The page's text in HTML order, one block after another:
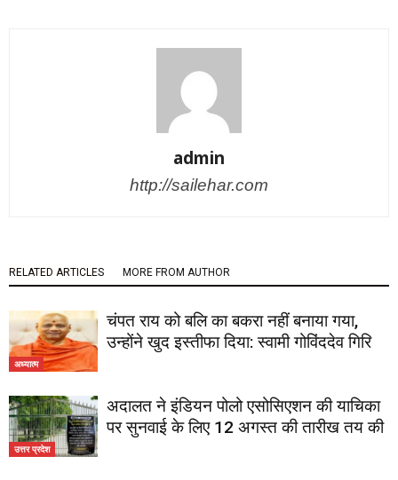
admin
http://sailehar.com
RELATED ARTICLES MORE FROM AUTHOR
अध्यात्म
चंपत राय को बलि का बकरा नहीं बनाया गया,
उन्होंने खुद इस्तीफा दिया: स्वामी गोविंददेव गिरि
उत्तर प्रदेश
अदालत ने इंडियन पोलो एसोसिएशन की याचिका
पर सुनवाई के लिए 12 अगस्त की तारीख तय की